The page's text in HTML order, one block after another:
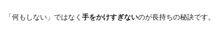
「何もしない」ではなく 手をかけすぎないのが長持ちの秘訣です。